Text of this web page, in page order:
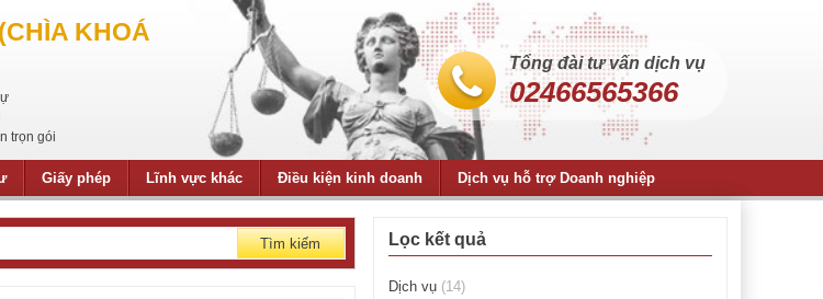
KHOÁ
trọn gói
Tổng đài tư vấn dịch vụ
02466565366
Giấy phép Lĩnh vực khác Điều kiện kinh doanh Dịch vụ hỗ trợ Doanh nghiệp
Tìm kiếm Lọc kết quả
Dịch vụ (14)